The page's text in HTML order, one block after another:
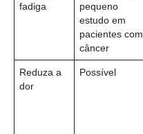
fadiga
pequeno
estudo em
pacientes com
câncer
Reduza a
dor
Possível